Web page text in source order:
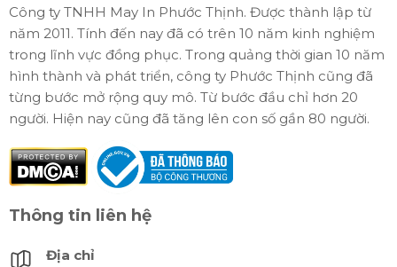
Công ty TNHH May In Phước Thịnh. Được thành lập từ
năm 2011. Tính đến nay đã có trên 10 năm kinh nghiệm
trong lĩnh vực đồng phục. Trong quảng thời gian 10 năm
hình thành và phát triển, công ty Phước Thịnh cũng đã
từng bước mở rộng quy mô. Từ bước đầu chỉ hơn 20
người. Hiện nay cũng đã tăng lên con số gần 80 người.
Thông tin liên hệ
Địa chỉ